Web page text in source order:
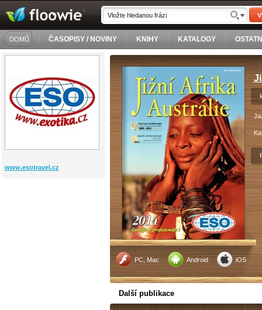
DOMŮ ČASOPISY / NOVINY KNIHY KATALOGY
www.esotravel.cz
PC, Mac Android iOS
Další publikace